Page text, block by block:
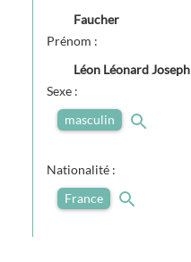
Faucher
Prénom :
Léon Léonard Joseph
Sexe :
masculin
Nationalité :
France